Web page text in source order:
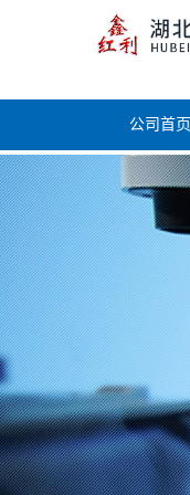
公司首页